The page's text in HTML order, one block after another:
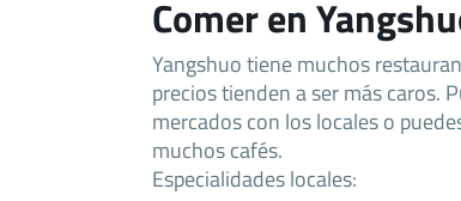
Comer en
Yangshuo tiene muchos
precios tienden a ser más caros.
mercados con los locales o
muchos cafés.
Especialidades locales: